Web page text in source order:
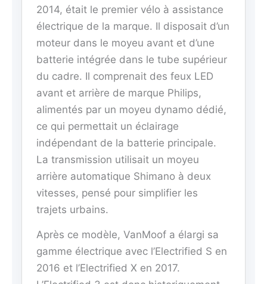
2014, était le premier vélo à assistance
électrique de la marque. Il disposait d’un
moteur dans le moyeu avant et d’une
batterie intégrée dans le tube supérieur
du cadre. Il comprenait des feux LED
avant et arrière de marque Philips,
alimentés par un moyeu dynamo dédié,
ce qui permettait un éclairage
indépendant de la batterie principale.
La transmission utilisait un moyeu
arrière automatique Shimano à deux
vitesses, pensé pour simplifier les
trajets urbains.
Après ce modèle, VanMoof a élargi sa
gamme électrique avec l’Electrified S en
2016 et l’Electrified X en 2017.